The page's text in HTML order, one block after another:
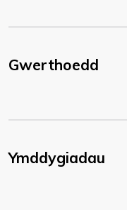
Gwerthoedd
Ymddygiadau